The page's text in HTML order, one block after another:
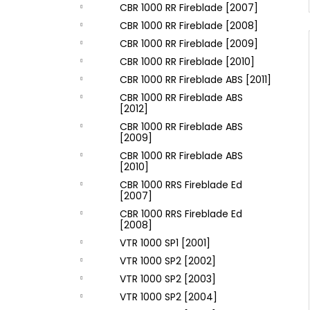
CBR 1000 RR Fireblade [2007]
CBR 1000 RR Fireblade [2008]
CBR 1000 RR Fireblade [2009]
CBR 1000 RR Fireblade [2010]
CBR 1000 RR Fireblade ABS [2011]
CBR 1000 RR Fireblade ABS
[2012]
CBR 1000 RR Fireblade ABS
[2009]
CBR 1000 RR Fireblade ABS
[2010]
CBR 1000 RRS Fireblade Ed
[2007]
CBR 1000 RRS Fireblade Ed
[2008]
VTR 1000 SP1 [2001]
VTR 1000 SP2 [2002]
VTR 1000 SP2 [2003]
VTR 1000 SP2 [2004]